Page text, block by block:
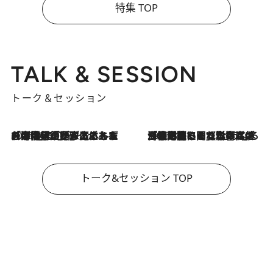
特集 TOP
TALK & SESSION
トーク＆セッション
2026.8.3
「今後値上げがあるとすれば…」「リスクがあるのは今年の冬」エネルギー専門家が語る、ホルムズ海峡封鎖が家庭にもたらす“ある心配” 2026.8.3
「住宅建てられない…」「サーチャージ料の高値が続いている」ホルムズ海峡封鎖による影響はいつまで続く？《エネルギー専門家に聞く“どうなる日本の暮らし”》
トーク&セッション TOP